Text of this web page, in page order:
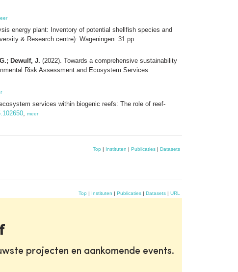
energy plant: Inventory of potential shellfish species and
& Research centre): Wageningen. 31 pp.
Dewulf, J. (2022). Towards a comprehensive sustainability
Risk Assessment and Ecosystem Services
services within biogenic reefs: The role of reef-
meer
Top | Instituten | Publicaties | Datasets
Top | Instituten | Publicaties | Datasets | URL
projecten en aankomende events.